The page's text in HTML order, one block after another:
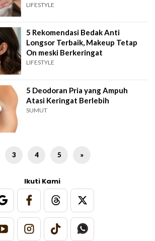
LIFESTYLE
5 Rekomendasi Bedak Anti
Longsor Terbaik, Makeup Tetap
On meski Berkeringat
LIFESTYLE
5 Deodoran Pria yang Ampuh
Atasi Keringat Berlebih
SUMUT
3 4 5 »
Ikuti Kami